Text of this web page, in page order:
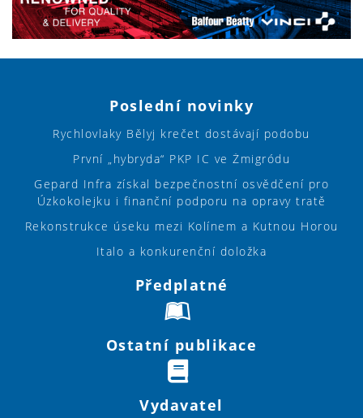
Poslední novinky
Rychlovlaky Bělyj krečet dostávají podobu
První „hybryda“ PKP IC ve Żmigródu
Gepard Infra získal bezpečnostní osvědčení pro
Úzkokolejku i finanční podporu na opravy tratě
Rekonstrukce úseku mezi Kolínem a Kutnou Horou
Italo a konkurenční doložka
Předplatné
Ostatní publikace
Vydavatel